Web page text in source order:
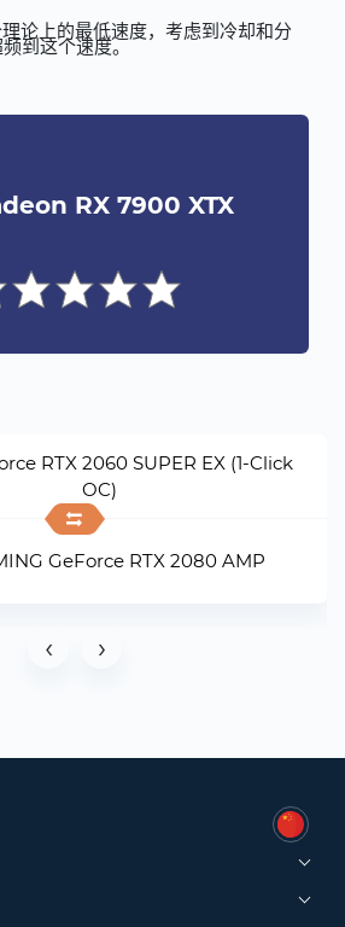
论上的最低速度，考虑到冷却和分
到这个速度。
RX 7900 XTX
RTX 2060 SUPER EX (1-Click
OC)
GeForce RTX 2080 AMP
‹ ›